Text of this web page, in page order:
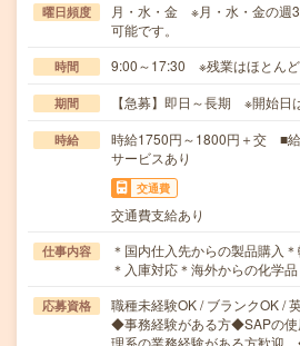
曜日頻度
月・水・金 ※月・水・金の週
可能です。
時間 9:00～17:30 ※残業はほとんど
期間 【急募】即日～長期 ※開始日
時給
時給1750円～1800円＋交 ■
サービスあり
交通費
交通費支給あり
仕事内容
＊国内仕入先からの製品購入
＊入庫対応＊海外からの化学
応募資格
職種未経験OK / ブランクOK /
◆事務経験がある方◆SAPの
理系の業務経験がある方歓迎